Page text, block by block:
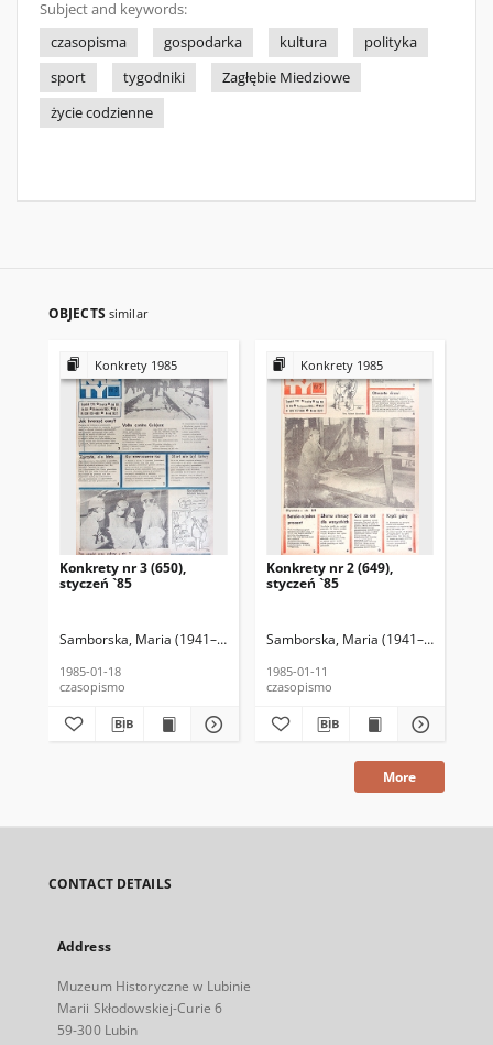
Subject and keywords:
czasopisma
gospodarka kultura
polityka
sport
tygodniki
Zagłębie Miedziowe
życie codzienne
OBJECTS similar
Konkrety 1985
Konkrety nr 3 (650),
styczeń `85
Samborska, Maria (1941–2016) (red. nacz.) Budnicki, Janusz
1985-01-18
czasopismo
Konkrety 1985
Konkrety nr 2 (649),
styczeń `85
Samborska, Maria (1941–2016) (red.
1985-01-11
czasopismo
More
CONTACT DETAILS
Address
Muzeum Historyczne w Lubinie
Marii Skłodowskiej-Curie 6
59-300 Lubin